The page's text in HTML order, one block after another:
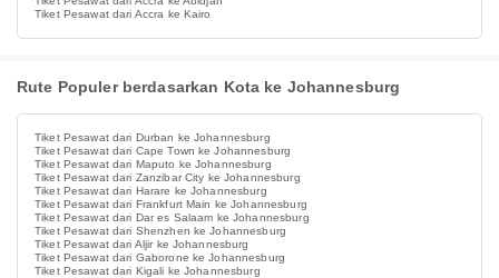
Tiket Pesawat dari Accra ke Kairo
Rute Populer berdasarkan Kota ke Johannesburg
Tiket Pesawat dari Durban ke Johannesburg
Tiket Pesawat dari Cape Town ke Johannesburg
Tiket Pesawat dari Maputo ke Johannesburg
Tiket Pesawat dari Zanzibar City ke Johannesburg
Tiket Pesawat dari Harare ke Johannesburg
Tiket Pesawat dari Frankfurt Main ke Johannesburg
Tiket Pesawat dari Dar es Salaam ke Johannesburg
Tiket Pesawat dari Shenzhen ke Johannesburg
Tiket Pesawat dari Aljir ke Johannesburg
Tiket Pesawat dari Gaborone ke Johannesburg
Tiket Pesawat dari Kigali ke Johannesburg